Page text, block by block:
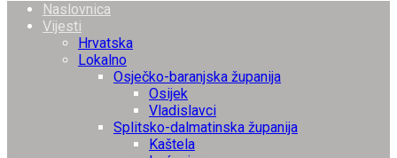
Naslovnica
Vijesti
Hrvatska
Lokalno
Osječko-baranjska županija
Osijek
Vladislavci
Splitsko-dalmatinska županija
Kaštela